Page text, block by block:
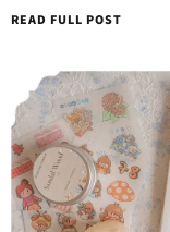
READ FULL POST